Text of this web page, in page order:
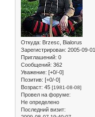
Откуда: Brzesc, Bialorus
Зарегистрирован: 2005-09-01
Приглашений: 0
Сообщений: 362
Уважение: [+0/-0]
Позитив: [+0/-0]
Возраст: 45 [1981-08-08]
Провел на форуме:
Не определено
Последний визит: